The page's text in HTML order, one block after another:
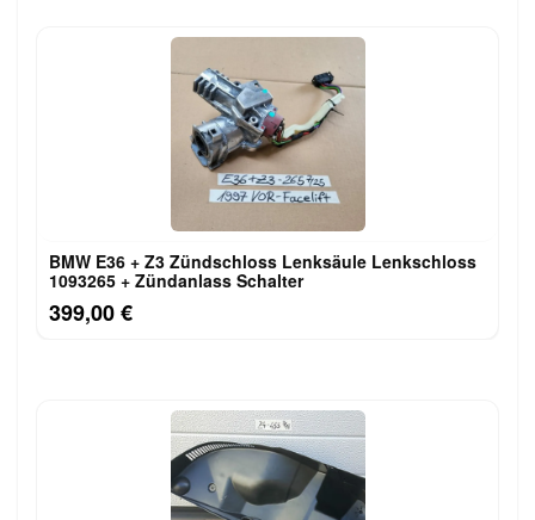
BMW E36 + Z3 Zündschloss Lenksäule Lenkschloss
1093265 + Zündanlass Schalter
399,00 €